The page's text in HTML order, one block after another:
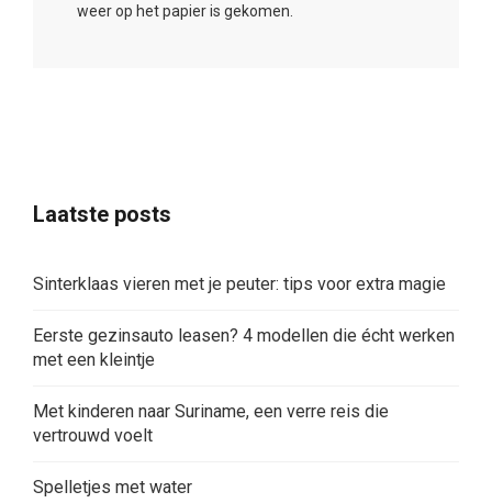
weer op het papier is gekomen.
Laatste posts
Sinterklaas vieren met je peuter: tips voor extra magie
Eerste gezinsauto leasen? 4 modellen die écht werken
met een kleintje
Met kinderen naar Suriname, een verre reis die
vertrouwd voelt
Spelletjes met water